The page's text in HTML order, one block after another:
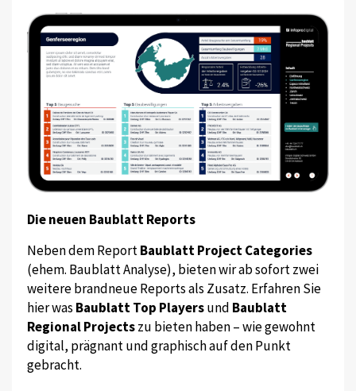
Die neuen Baublatt Reports
Neben dem ReportBaublatt Project Categories
(ehem. Baublatt Analyse), bieten wir ab sofort zwei
weitere brandneue Reports als Zusatz. Erfahren Sie
hier was Baublatt Top Playersund Baublatt
Regional Projectszu bieten haben – wie gewohnt
digital, prägnant und graphisch auf den Punkt
gebracht.